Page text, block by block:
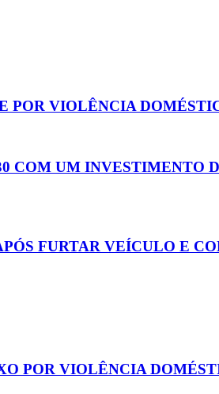
POR VIOLÊNCIA
COM UM INVESTIMENTO
FURTAR VEÍCULO E
POR VIOLÊNCIA